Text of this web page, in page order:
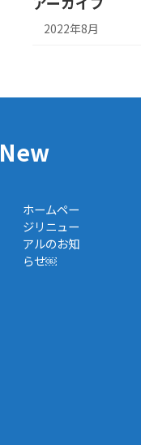
2022年8月
New
ホームペー
ジリニュー
アルのお知
らせ￼